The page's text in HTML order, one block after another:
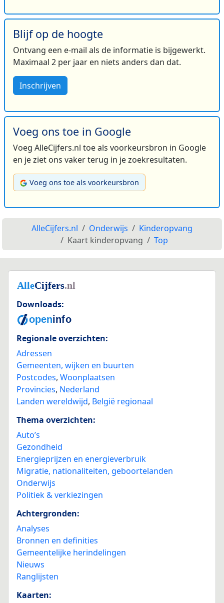
Blijf op de hoogte
Ontvang een e-mail als de informatie is bijgewerkt.
Maximaal 2 per jaar en niets anders dan dat.
Inschrijven
Voeg ons toe in Google
Voeg AlleCijfers.nl toe als voorkeursbron in Google
en je ziet ons vaker terug in je zoekresultaten.
Voeg ons toe als voorkeursbron
AlleCijfers.nl Onderwijs
Kinderopvang
Kaart kinderopvang
Top
Downloads:
Regionale overzichten:
Adressen
Gemeenten, wijken en buurten
Postcodes, Woonplaatsen
Provincies, Nederland
Landen wereldwijd, België regionaal
Thema overzichten:
Auto’s
Gezondheid
Energieprijzen en energieverbruik
Migratie, nationaliteiten, geboortelanden
Onderwijs
Politiek & verkiezingen
Achtergronden:
Analyses
Bronnen en definities
Gemeentelijke herindelingen
Nieuws
Ranglijsten
Kaarten: